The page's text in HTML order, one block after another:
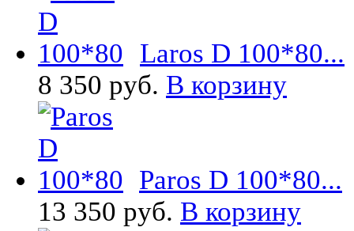
Laros D 100*80...
8 350 руб. В корзину
Paros D 100*80...
13 350 руб. В корзину